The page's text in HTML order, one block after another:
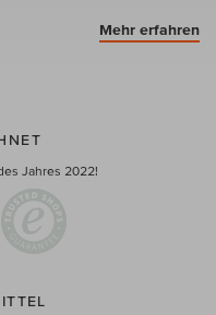
Mehr erfahren
Jahres 2022!